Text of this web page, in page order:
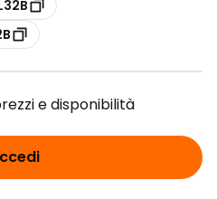
e disponibilità